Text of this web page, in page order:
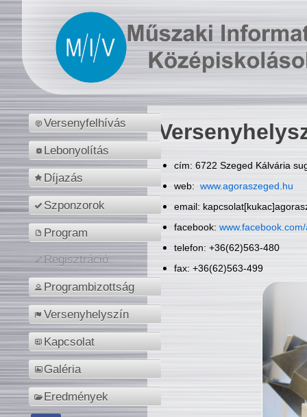
Versenyfelhívás
Lebonyolítás
Díjazás
Szponzorok
Program
Regisztráció
Programbizottság
Versenyhelyszín
Kapcsolat
Galéria
Eredmények
cím: 6722 Szeged Kálvária
web: www.agoraszeged.hu
email:
facebook:
telefon: +36(62)563-480
fax: +36(62)563-499